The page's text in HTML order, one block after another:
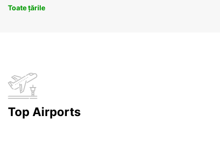
Toate țările
Top Airports